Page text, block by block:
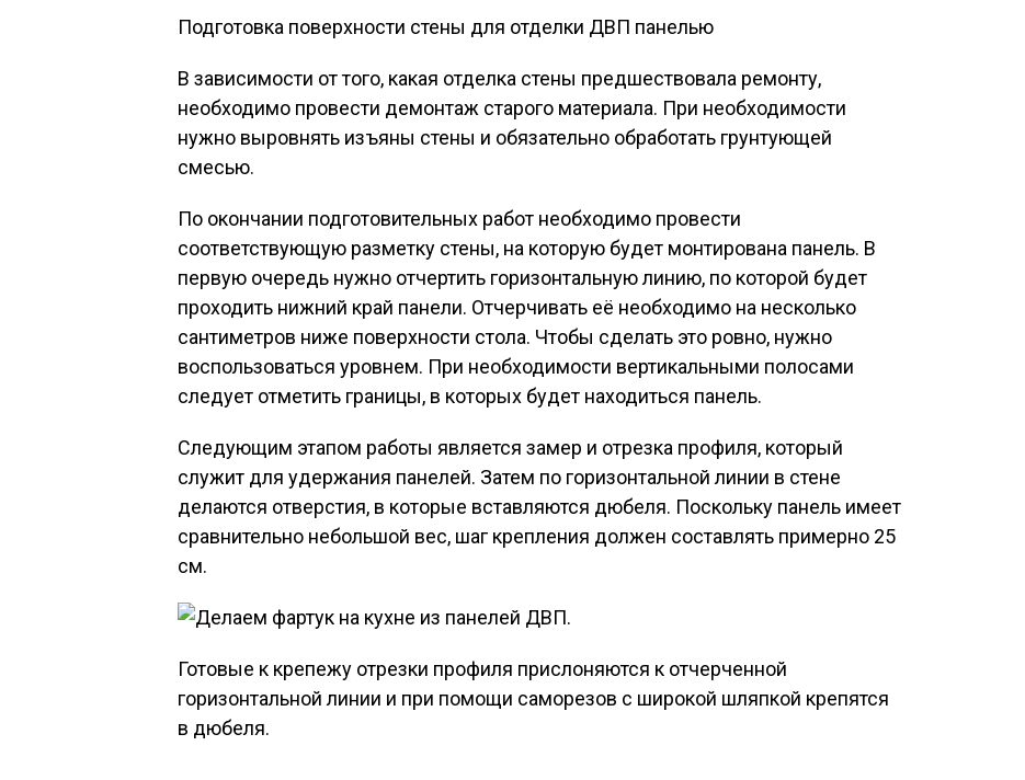
Подготовка поверхности стены для отделки ДВП панелью
В зависимости от того, какая отделка стены предшествовала ремонту,
необходимо провести демонтаж старого материала. При необходимости
нужно выровнять изъяны стены и обязательно обработать грунтующей
смесью.
По окончании подготовительных работ необходимо провести
соответствующую разметку стены, на которую будет монтирована панель. В
первую очередь нужно отчертить горизонтальную линию, по которой будет
проходить нижний край панели. Отчерчивать её необходимо на несколько
сантиметров ниже поверхности стола. Чтобы сделать это ровно, нужно
воспользоваться уровнем. При необходимости вертикальными полосами
следует отметить границы, в которых будет находиться панель.
Следующим этапом работы является замер и отрезка профиля, который
служит для удержания панелей. Затем по горизонтальной линии в стене
делаются отверстия, в которые вставляются дюбеля. Поскольку панель имеет
сравнительно небольшой вес, шаг крепления должен составлять примерно 25
см.
Готовые к крепежу отрезки профиля прислоняются к отчерченной
горизонтальной линии и при помощи саморезов с широкой шляпкой крепятся
в дюбеля.